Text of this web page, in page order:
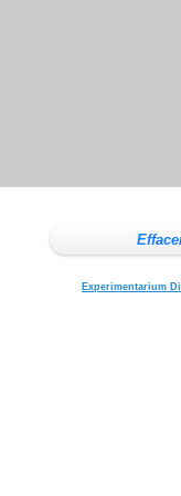
Experimentarium